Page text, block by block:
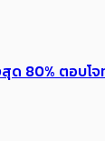
ด 80% ตอบโ